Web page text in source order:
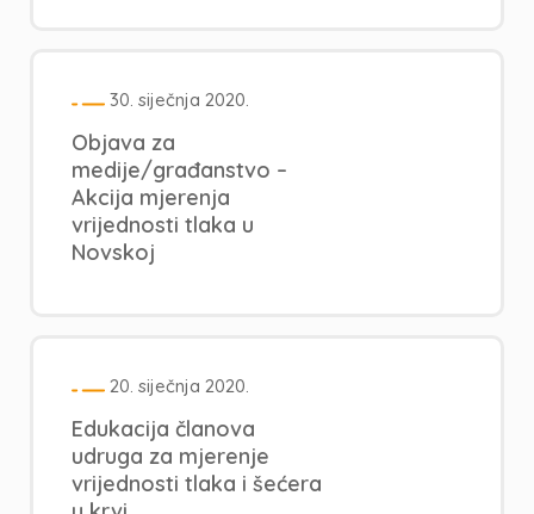
30. siječnja 2020.
Objava za
medije/građanstvo –
Akcija mjerenja
vrijednosti tlaka u
Novskoj
20. siječnja 2020.
Edukacija članova
udruga za mjerenje
vrijednosti tlaka i šećera